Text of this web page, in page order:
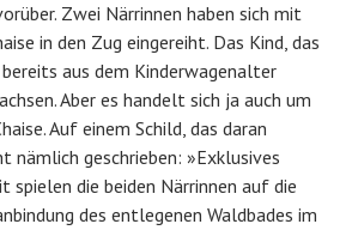
Zwei Närrinnen haben sich mit
in den Zug eingereiht. Das Kind, das
aus dem Kinderwagenalter
Aber es handelt sich ja auch um
Auf einem Schild, das daran
nämlich geschrieben: »Exklusives
spielen die beiden Närrinnen auf die
des entlegenen Waldbades im